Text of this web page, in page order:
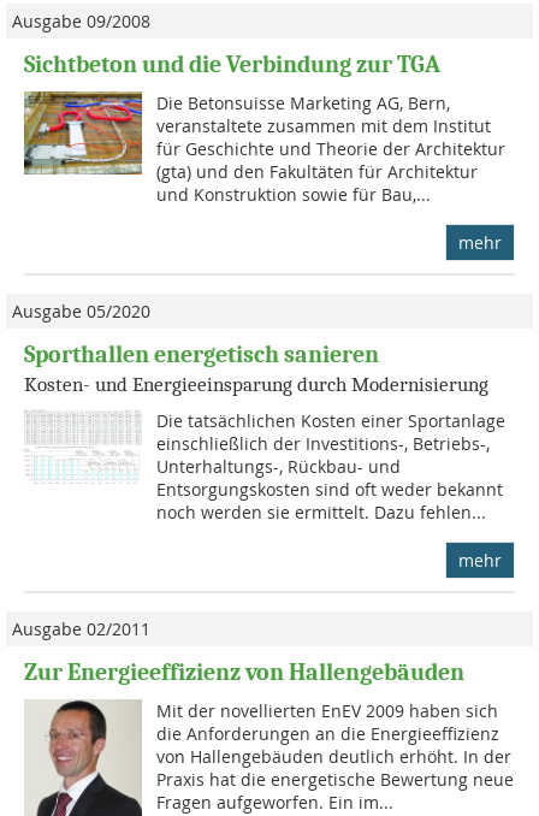
Ausgabe 09/2008
Sichtbeton und die Verbindung zur TGA
Die Betonsuisse Marketing AG, Bern,
veranstaltete zusammen mit dem Institut
für Geschichte und Theorie der Architektur
(gta) und den Fakultäten für Architektur
und Konstruktion sowie für Bau,...
mehr
Ausgabe 05/2020
Sporthallen energetisch sanieren
Kosten- und Energieeinsparung durch Modernisierung
Die tatsächlichen Kosten einer Sportanlage
einschließlich der Investitions-, Betriebs-,
Unterhaltungs-, Rückbau- und
Entsorgungskosten sind oft weder bekannt
noch werden sie ermittelt. Dazu fehlen...
mehr
Ausgabe 02/2011
Zur Energieeffizienz von Hallengebäuden
Mit der novellierten EnEV 2009 haben sich
die Anforderungen an die Energieeffizienz
von Hallengebäuden deutlich erhöht. In der
Praxis hat die energetische Bewertung neue
Fragen aufgeworfen. Ein im...